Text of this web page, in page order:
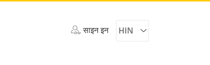
साइन इन HIN